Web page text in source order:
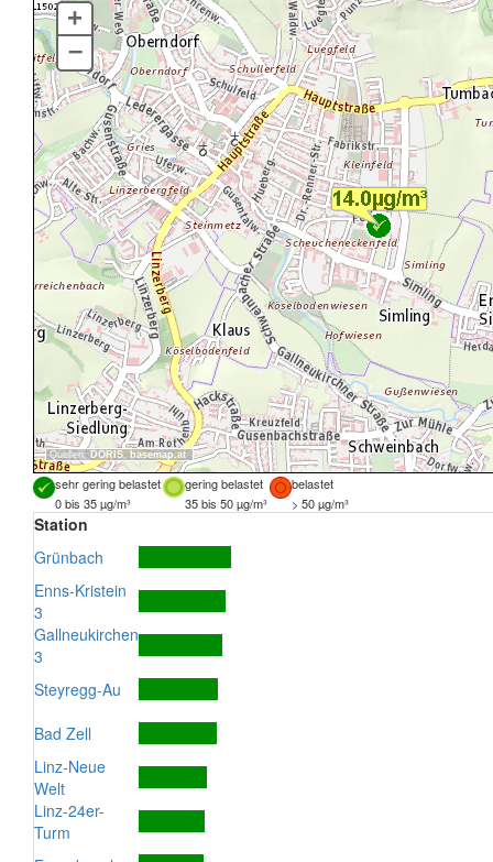
Quellen: DORIS, basemap.at
+
–
sehr gering belastet gering belastet
belastet
0 bis 35 µg/m³
35 bis 50 µg/m³ > 50 µg/m³
Station
Grünbach
Enns-Kristein
3
Gallneukirchen
3
Steyregg-Au
Bad Zell
Linz-Neue
Welt
Linz-24er-
Turm